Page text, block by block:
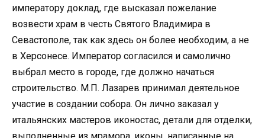
императору доклад, где высказал пожелание
возвести храм в честь Святого Владимира в
Севастополе, так как здесь он более необходим, а не
в Херсонесе. Император согласился и самолично
выбрал место в городе, где должно начаться
строительство. М.П. Лазарев принимал деятельное
участие в создании собора. Он лично заказал у
итальянских мастеров иконостас, детали для отделки,